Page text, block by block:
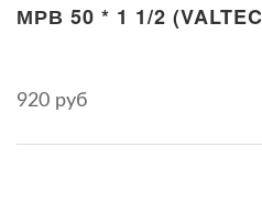
МРВ 50 * 1 1/2
920 руб